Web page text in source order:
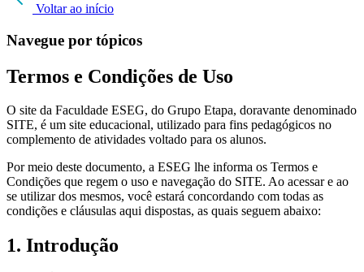
Voltar ao início
Navegue por tópicos
Termos e Condições de Uso
O site da Faculdade ESEG, do Grupo Etapa, doravante denominado
SITE, é um site educacional, utilizado para fins pedagógicos no
complemento de atividades voltado para os alunos.
Por meio deste documento, a ESEG lhe informa os Termos e
Condições que regem o uso e navegação do SITE. Ao acessar e ao
se utilizar dos mesmos, você estará concordando com todas as
condições e cláusulas aqui dispostas, as quais seguem abaixo:
1. Introdução